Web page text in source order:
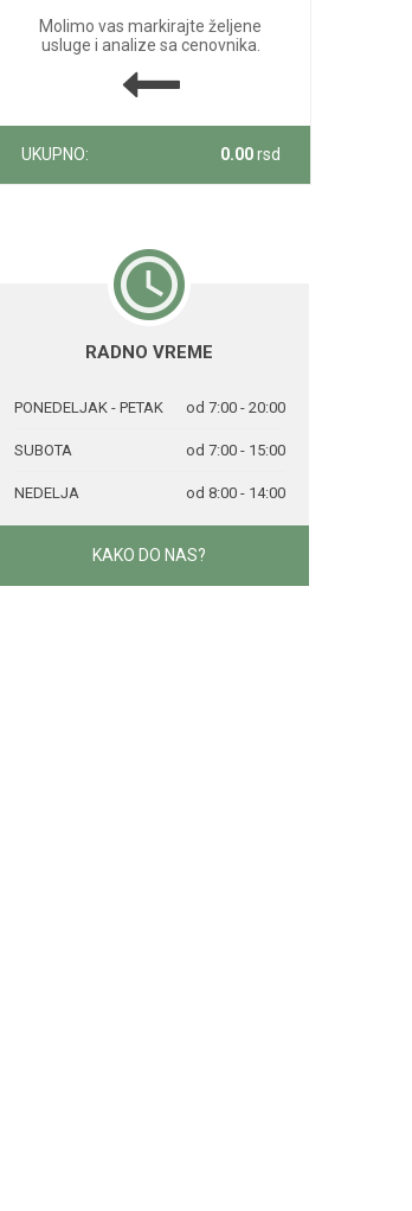
Molimo vas markirajte željene
usluge i analize sa cenovnika.
UKUPNO: 0.00rsd
RADNO VREME
PONEDELJAK - PETAK od 7:00 - 20:00
SUBOTA od 7:00 - 15:00
NEDELJA od 8:00 - 14:00
KAKO DO NAS?